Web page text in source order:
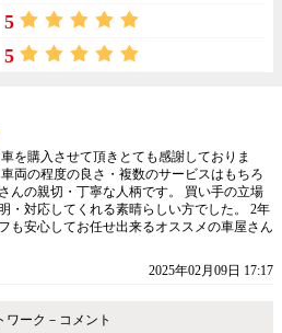
5
5
を購入させて頂きとても感謝しておりま
両の程度の良さ・複数のサービスはもちろ
んの親切・丁寧な人柄です。 買い手の立場
・対応してくれる素晴らしい方でした。 2年
も安心してお任せ出来るオススメの車屋さん
2025年02月09日 17:17
ワーク－コメント